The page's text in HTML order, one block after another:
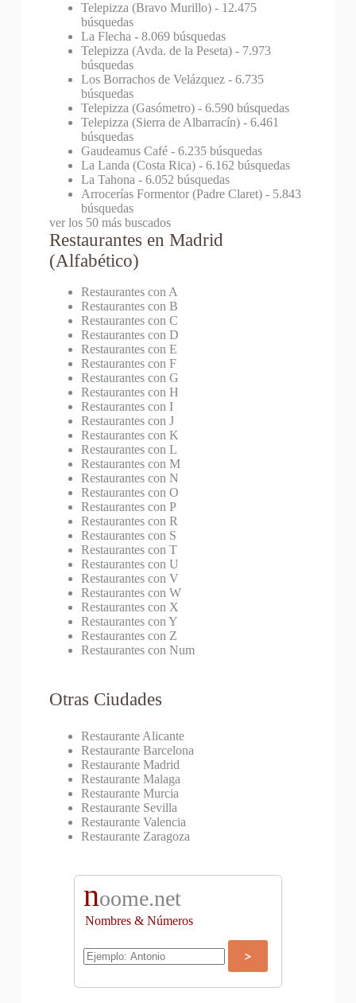
Telepizza (Bravo Murillo)- 12.475
búsquedas
La Flecha - 8.069 búsquedas
Telepizza (Avda. de la Peseta)- 7.973
búsquedas
Los Borrachos de Velázquez- 6.735
búsquedas
Telepizza (Gasómetro)- 6.590 búsquedas
Telepizza (Sierra de Albarracín)- 6.461
búsquedas
Gaudeamus Café- 6.235 búsquedas
La Landa (Costa Rica)- 6.162 búsquedas
La Tahona - 6.052 búsquedas
Arrocerías Formentor (Padre Claret)- 5.843
búsquedas
ver los 50 más buscados
Restaurantes en Madrid
(Alfabético)
Restaurantes con A
Restaurantes con B
Restaurantes con C
Restaurantes con D
Restaurantes con E
Restaurantes con F
Restaurantes con G
Restaurantes con H
Restaurantes con I
Restaurantes con J
Restaurantes con K
Restaurantes con L
Restaurantes con M
Restaurantes con N
Restaurantes con O
Restaurantes con P
Restaurantes con R
Restaurantes con S
Restaurantes con T
Restaurantes con U
Restaurantes con V
Restaurantes con W
Restaurantes con X
Restaurantes con Y
Restaurantes con Z
Restaurantes con Num
Otras Ciudades
Restaurante Alicante
Restaurante Barcelona
Restaurante Madrid
Restaurante Malaga
Restaurante Murcia
Restaurante Sevilla
Restaurante Valencia
Restaurante Zaragoza
noome.net
Nombres & Números